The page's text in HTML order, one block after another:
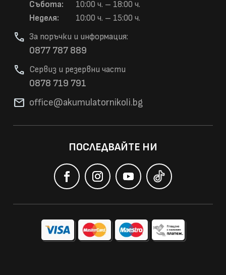
Събота:
10:00 ч. – 18:00 ч.
Неделя:
10:00 ч. – 15:00 ч.
За поръчки и информация:
phone
0877 787 889
Сервиз и резервни части
phone
0878 719 791
mail office@akumulatornikoli.bg
ПОСЛЕДВАЙТЕ НИ